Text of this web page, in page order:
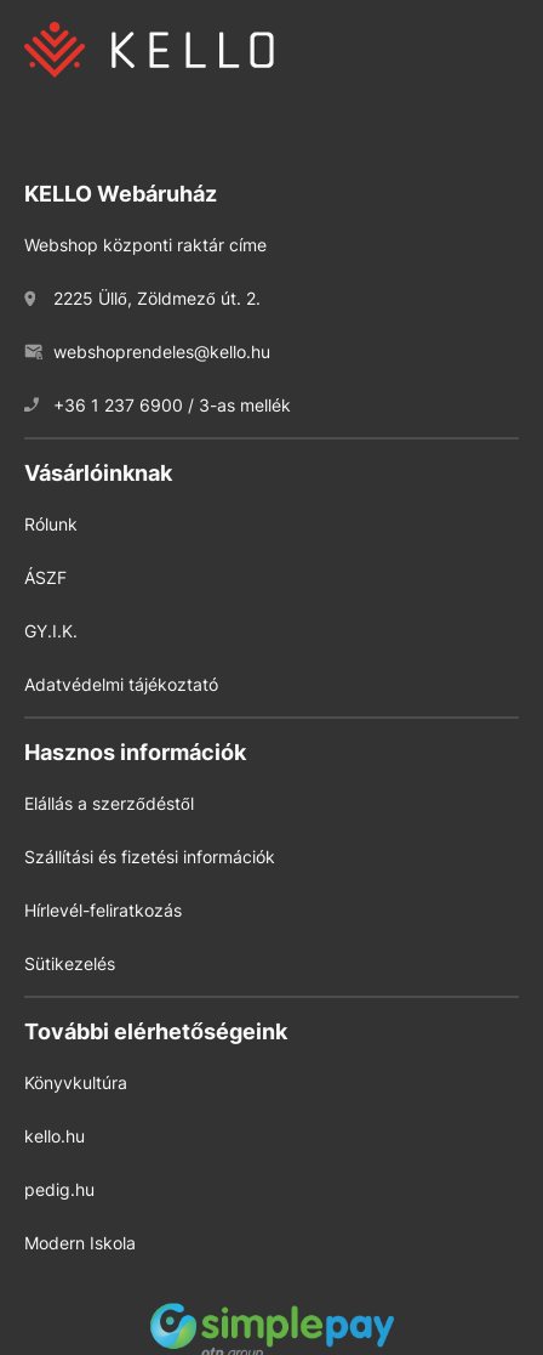
KELLO Webáruház
Webshop központi raktár címe
2225 Üllő, Zöldmező út. 2.
webshoprendeles@kello.hu
+36 1 237 6900 / 3-as mellék
Vásárlóinknak
Rólunk
ÁSZF
GY.I.K.
Adatvédelmi tájékoztató
Hasznos információk
Elállás a szerződéstől
Szállítási és fizetési információk
Hírlevél-feliratkozás
Sütikezelés
További elérhetőségeink
Könyvkultúra
kello.hu
pedig.hu
Modern Iskola